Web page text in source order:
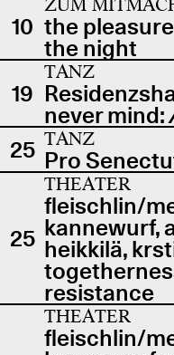
10 the
the night
19
TANZ
never mind:
25 TANZ
Pro
25
THEATER
fleischlin/
kannewurf,
heikkilä,
resistance
THEATER
fleischlin/